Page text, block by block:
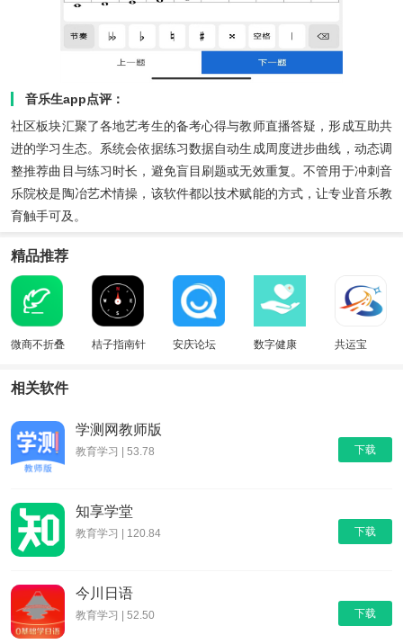
音乐生app点评：
社区板块汇聚了各地艺考生的备考心得与教师直播答疑，形成互助共
进的学习生态。系统会依据练习数据自动生成周度进步曲线，动态调
整推荐曲目与练习时长，避免盲目刷题或无效重复。不管用于冲刺音
乐院校是陶冶艺术情操，该软件都以技术赋能的方式，让专业音乐教
育触手可及。
精品推荐
微商不折叠
桔子指南针 安庆论坛 数字健康 共运宝
相关软件
下载
学测网教师版
教育学习 | 53.78
下载
知享学堂
教育学习 | 120.84
下载
今川日语
教育学习 | 52.50